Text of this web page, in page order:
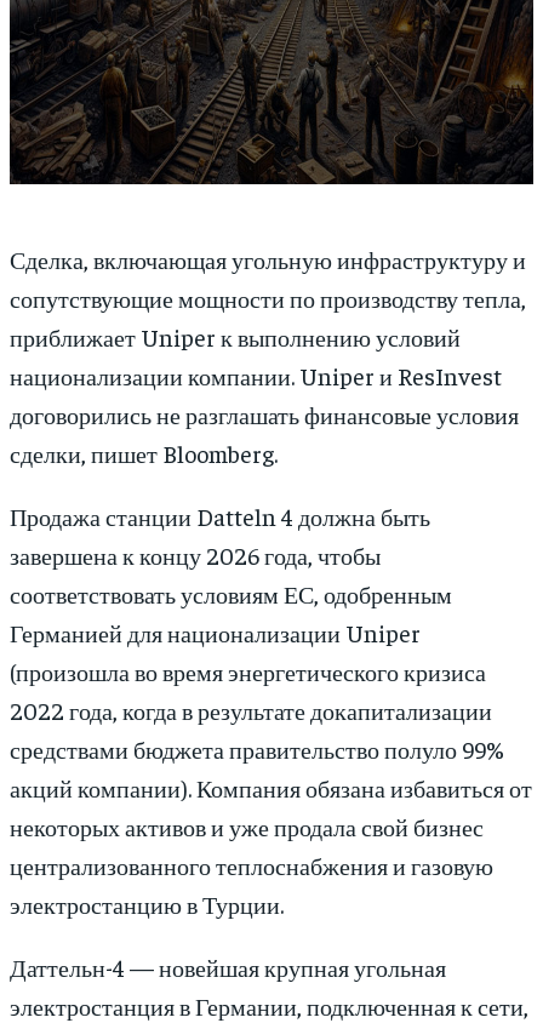
Сделка, включающая угольную инфраструктуру и
сопутствующие мощности по производству тепла,
приближает Uniper к выполнению условий
национализации компании. Uniper и ResInvest
договорились не разглашать финансовые условия
сделки, пишет Bloomberg.
Продажа станции Datteln 4 должна быть
завершена к концу 2026 года, чтобы
соответствовать условиям ЕС, одобренным
Германией для национализации Uniper
(произошла во время энергетического кризиса
2022 года, когда в результате докапитализации
средствами бюджета правительство полуло 99%
акций компании). Компания обязана избавиться от
некоторых активов и уже продала свой бизнес
централизованного теплоснабжения и газовую
электростанцию в Турции.
Даттельн-4 — новейшая крупная угольная
электростанция в Германии, подключенная к сети,